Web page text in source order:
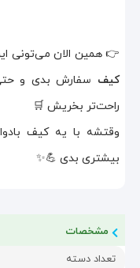
👉 همین الان می‌تونی
کیف سفارش بدی و
راحت‌تر بخریش 🛒
وقتشه با یه کیف
بیشتری بدی 💪✨
مشخصات
تعداد دسته